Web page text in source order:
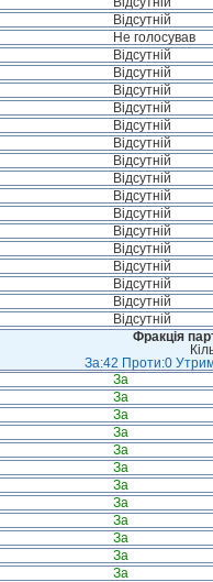
Відсутній
Не голосував
Відсутній
Відсутній
Відсутній
Відсутній
Відсутній
Відсутній
Відсутній
Відсутній
Відсутній
Відсутній
Відсутній
Відсутній
Відсутній
Відсутній
Відсутній
Відсутній
Фракція
За:42 Проти:0
За
За
За
За
За
За
За
За
За
За
За
За